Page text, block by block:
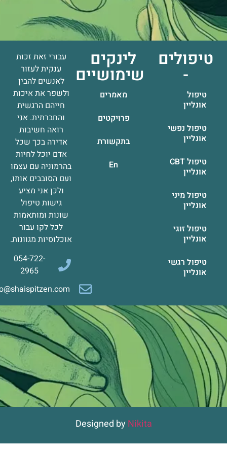
טיפולים
טיפול
אונליין
טיפול נפשי
אונליין
טיפול CBT
אונליין
טיפול מיני
אונליין
טיפול זוגי
אונליין
טיפול רגשי
אונליין
לינקים
שימושיים
מאמרים
פרויקטים
בתקשורת
עבורי זאת זכות
ענקית לעזור
לאנשים להבין
ולשפר את איכות
חייהם הרגשית
והחברתית. אני
רואה חשיבות
אדירה בכך שכל
אדם יוכל לחיות
בהרמוניה עם עצמו
ועם הסובבים אותו,
ולכן אני מציע
גישות טיפול
שונות ומותאמות
לכל לקו עבור
אוכלוסיות מגוונות.
054-722-
2965
info@shaispitzen.com
Designed byNikita